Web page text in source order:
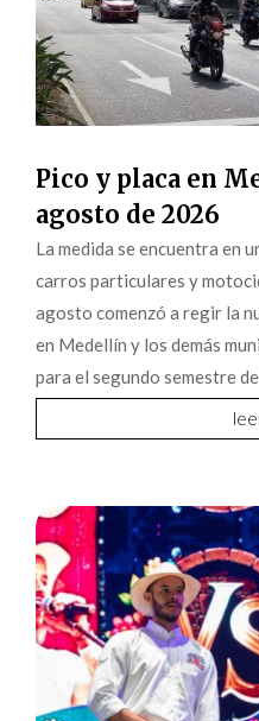
Pico y placa en
agosto de 2026
La medida se encuentra en
carros particulares y
agosto comenzó a regir la
en Medellín y los demás
para el segundo semestre